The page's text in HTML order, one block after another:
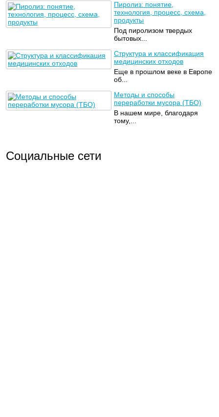
Пиролиз: понятие,
технология, процесс, схема,
продукты
Под пиролизом твердых
бытовых...
Структура и классификация
медицинских отходов
Еще в прошлом веке в Европе
об...
Методы и способы
переработки мусора (ТБО)
В нашем мире, благодаря
тому,...
Социальные сети